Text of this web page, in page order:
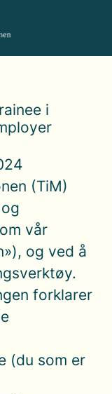
i
(TiM)
vår
og ved å
forklarer
(du som er